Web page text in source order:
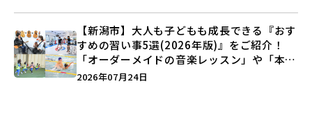
【新潟市】大人も子どもも成長できる『おす
すめの習い事5選(2026年版)』をご紹介！
「オーダーメイドの音楽レッスン」や「本格
キックボクシング」で新しい自分を見つけよ
2026年07月24日